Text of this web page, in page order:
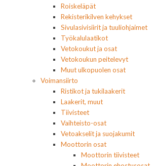
Roiskeläpät
Rekisterikilven kehykset
Sivulasivisiirit ja tuuliohjaimet
Työkalulaatikot
Vetokoukut ja osat
Vetokoukun peitelevyt
Muut ulkopuolen osat
Voimansiirto
Ristikot ja tukilaakerit
Laakerit, muut
Tiivisteet
Vaihteisto-osat
Vetoakselit ja suojakumit
Moottorin osat
Moottorin tiivisteet